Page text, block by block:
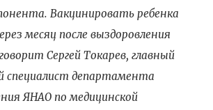
Вакцинировать ребенка
месяц после выздоровления
Сергей Токарев, главный
департамента
ЯНАО по медицинской